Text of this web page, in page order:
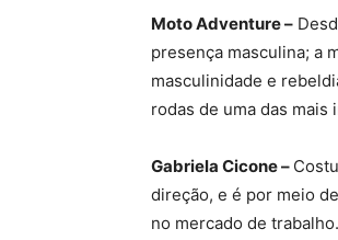
Moto Adventure –
presença masculina; a
masculinidade e
rodas de uma das
Gabriela Cicone –
direção, e é por meio
no mercado de